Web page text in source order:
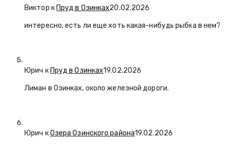
Виктор к Пруд в Озинках20.02.2026
интересно, есть ли еще хоть какая-нибудь рыбка в нем?
Юрич к Пруд в Озинках19.02.2026
Лиман в Озинках, около железной дороги.
Юрич кОзера Озинского района19.02.2026